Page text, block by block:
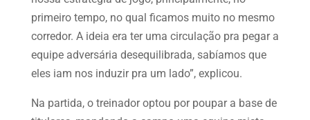
primeiro tempo, no qual ficamos muito no mesmo
corredor. A ideia era ter uma circulação pra pegar a
equipe adversária desequilibrada, sabíamos que
eles iam nos induzir pra um lado”, explicou.
Na partida, o treinador optou por poupar a base de